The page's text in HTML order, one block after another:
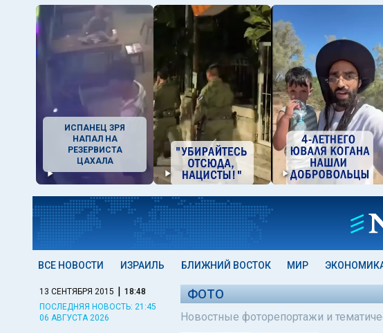
ИСПАНЕЦ ЗРЯ
НАПАЛ НА
РЕЗЕРВИСТА
ЦАХАЛА
ВСЕ НОВОСТИ ИЗРАИЛЬ БЛИЖНИЙ ВОСТОК МИР
13 СЕНТЯБРЯ 2015 | 18:48
ПОСЛЕДНЯЯ НОВОСТЬ: 21:45
06 АВГУСТА 2026
ФОТО
Новостные фоторепортажи и